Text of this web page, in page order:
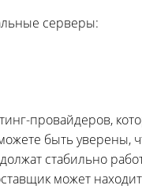
серверы:
провайдеров,
быть уверены,
стабильно
может